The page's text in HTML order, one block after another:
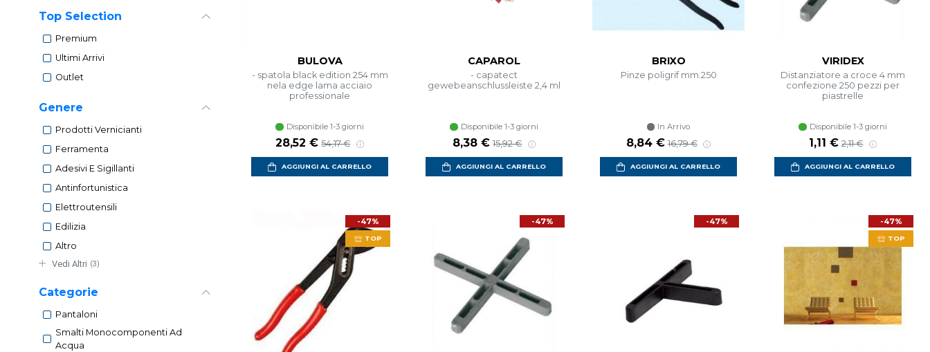
Top Selection
Premium
Ultimi Arrivi
Outlet
Genere
Prodotti Vernicianti
Ferramenta
Adesivi E Sigillanti
Antinfortunistica
Elettroutensili
Edilizia
Altro
Vedi Altri (3)
Categorie
Pantaloni
Smalti Monocomponenti Ad
Acqua
BULOVA
- spatola black edition 254 mm
nela edge lama acciaio
professionale
Disponibile 1-3 giorni
28,52 € 54,17 €
AGGIUNGI AL CARRELLO
CAPAROL
- capatect
gewebeanschlussleiste 2,4 ml
Disponibile 1-3 giorni
8,38 € 15,92 €
AGGIUNGI AL CARRELLO
BRIXO
Pinze poligrif mm.250
In Arrivo
8,84 € 16,79 €
AGGIUNGI AL CARRELLO
VIRIDEX
Distanziatore a croce 4 mm
confezione 250 pezzi per
piastrelle
Disponibile 1-3 giorni
1,11 € 2,11 €
AGGIUNGI AL CARRELLO
-47%
TOP
-47% -47% -47%
TOP